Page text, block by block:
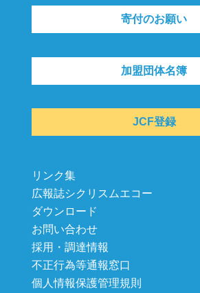
寄付のお願い
加盟団体名簿
JCF登録
リンク集
広報誌シクリスムエコー
ダウンロード
お問い合わせ
採用・調達情報
不正行為等通報窓口
個人情報保護管理規則